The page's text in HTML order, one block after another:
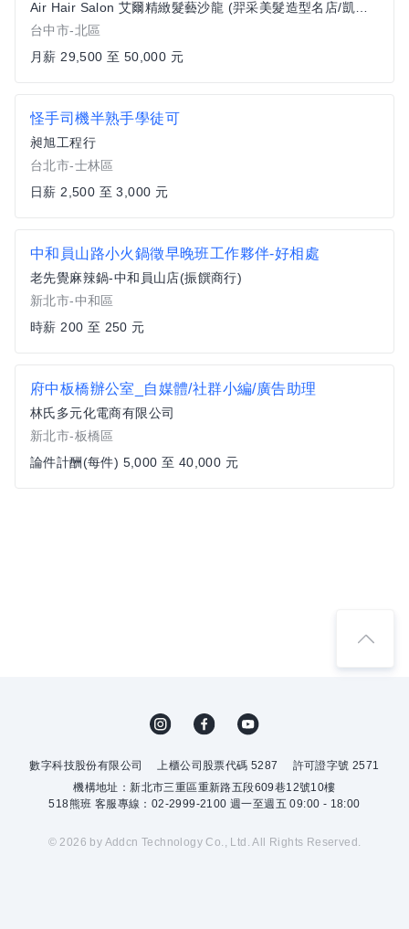
台中市-北區
月薪 29,500 至 50,000 元
怪手司機半熟手學徒可
昶旭工程行
台北市-士林區
日薪 2,500 至 3,000 元
中和員山路小火鍋徵早晚班工作夥伴-好相處
老先覺麻辣鍋-中和員山店(振饌商行)
新北市-中和區
時薪 200 至 250 元
府中板橋辦公室_自媒體/社群小編/廣告助理
林氏多元化電商有限公司
新北市-板橋區
論件計酬(每件) 5,000 至 40,000 元
數字科技股份有限公司 上櫃公司股票代碼 5287
許可證字號 2571
機構地址：新北市三重區重新路五段609巷12號10樓
518熊班 客服專線：02-2999-2100 週一至週五 09:00 - 18:00
© 2026 by Addcn Technology Co., Ltd. All Rights Reserved.